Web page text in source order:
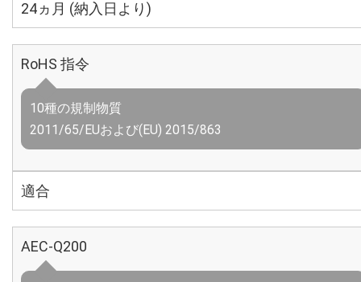
24ヵ月 (納入日より)
RoHS 指令
10種の規制物質
2011/65/EUおよび(EU) 2015/863
適合
AEC-Q200